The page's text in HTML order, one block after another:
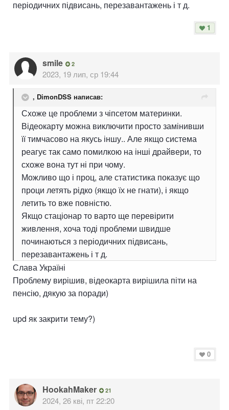
періодичних підвисань, перезавантажень і т д.
1
smile 2
2023, 19 лип, ср 19:44
, DimonDSS написав:
Схоже це проблеми з чіпсетом материнки.
Відеокарту можна виключити просто замінивши
її тимчасово на якусь іншу.. Але якщо система
реагує так само помилкою на інші драйвери, то
схоже вона тут ні при чому.
Можливо що і проц, але статистика показує що
проци летять рідко (якщо їх не гнати), і якщо
летить то вже повністю.
Якщо стаціонар то варто ще перевірити
живлення, хоча тоді проблеми швидше
починаються з періодичних підвисань,
перезавантажень і т д.
Слава Україні
Проблему вирішив, відеокарта вирішила піти на
пенсію, дякую за поради)
upd як закрити тему?)
0
HookahMaker 21
2024, 26 кві, пт 22:20